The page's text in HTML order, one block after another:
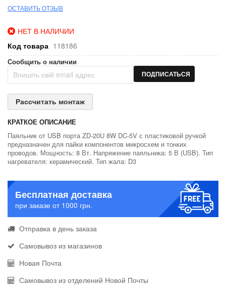
ОСТАВИТЬ ОТЗЫВ
НЕТ В НАЛИЧИИ
Код товара 118186
Сообщить о наличии
ПОДПИСАТЬСЯ
Рассчитать монтаж
КРАТКОЕ ОПИСАНИЕ
Паяльник от USB порта ZD-20U 8W DC-5V с пластиковой ручкой
предназначен для пайки компонентов микросхем и тонких
проводов. Мощность: 8 Вт. Напряжение паяльника: 5 В (USB). Тип
нагревателя: керамический. Тип жала: D3
Бесплатная доставка
при заказе от 1000 грн.
Отправка в день заказа
Самовывоз из магазинов
Новая Почта
Самовывоз из отделений Новой Почты